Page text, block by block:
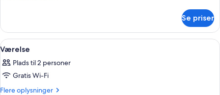
Se priser
Indlæs
alle
billeder
af
Værelse
Et moderne hotelværelse med en
11
Værelse
Plads til 2 personer
Gratis Wi-Fi
Flere oplysninger
Flere